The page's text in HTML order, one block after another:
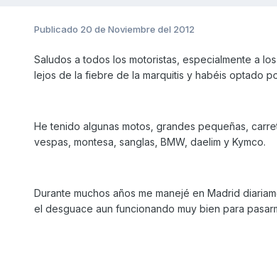
Publicado 20 de Noviembre del 2012
Saludos a todos los motoristas, especialmente a
lejos de la fiebre de la marquitis y habéis optado
He tenido algunas motos, grandes pequeñas,
vespas, montesa, sanglas, BMW, daelim y Kymco.
Durante muchos años me manejé en Madrid
el desguace aun funcionando muy bien para